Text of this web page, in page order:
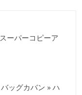
ーパーコピーア
ッグカバン » ハ